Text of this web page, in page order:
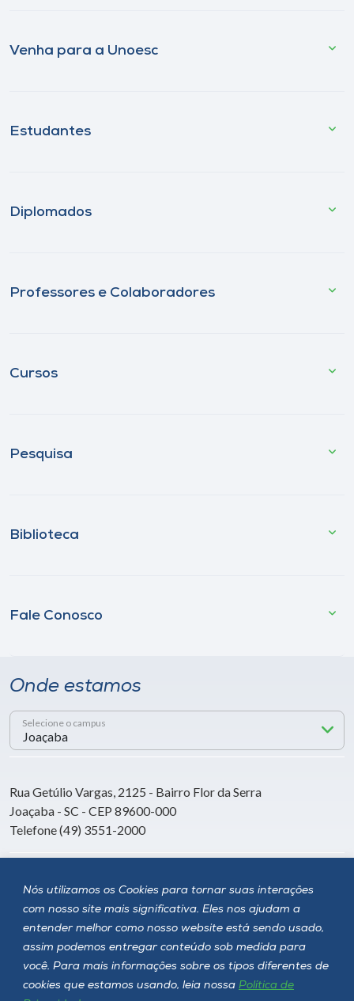
Nós utilizamos os Cookies para tornar suas interações
com nosso site mais significativa. Eles nos ajudam a
entender melhor como nosso website está sendo usado,
assim podemos entregar conteúdo sob medida para
você. Para mais informações sobre os tipos diferentes de
cookies que estamos usando, leia nossa Política de
Venha para a Unoesc
Estudantes
Diplomados
Professores e Colaboradores
Cursos
Pesquisa
Biblioteca
Fale Conosco
Onde estamos
Selecione o campus
Rua Getúlio Vargas, 2125 - Bairro Flor da Serra
Joaçaba - SC - CEP 89600-000
Telefone (49) 3551-2000
Siga a Unoesc